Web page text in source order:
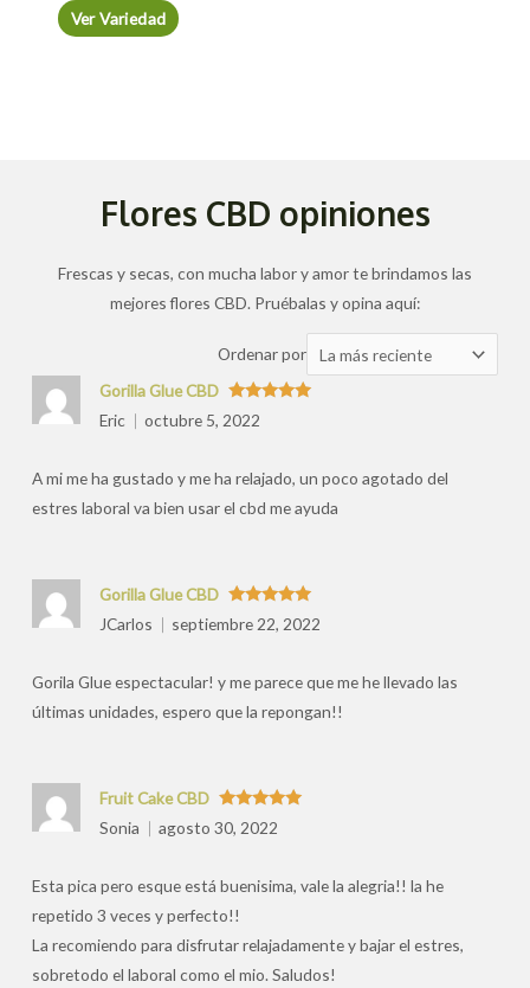
Ver Variedad
Flores CBD opiniones
Frescas y secas, con mucha labor y amor te brindamos las
mejores flores CBD. Pruébalas y opina aquí:
Ordenar por Ordenar
las
Valorado
con
Gorilla Glue CBD
Eric
octubre 5, 2022
A mi me ha gustado y me ha relajado, un poco agotado del
estres laboral va bien usar el cbd me ayuda
Valorado
con5de 5
Gorilla Glue CBD
JCarlos
septiembre 22, 2022
Gorila Glue espectacular! y me parece que me he llevado las
últimas unidades, espero que la repongan!!
Valorado
con5de 5
Fruit Cake CBD
Sonia
agosto 30, 2022
Esta pica pero esque está buenisima, vale la alegria!! la he
repetido 3 veces y perfecto!!
La recomiendo para disfrutar relajadamente y bajar el estres,
sobretodo el laboral como el mio. Saludos!